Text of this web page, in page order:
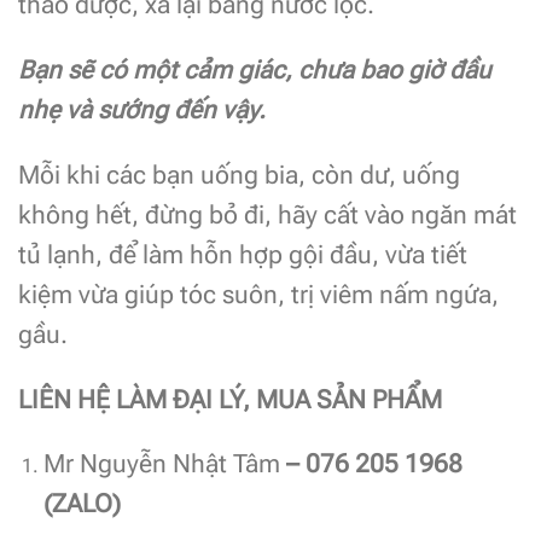
Bạn sẽ có một cảm giác, chưa bao giờ đầu
nhẹ và sướng đến vậy.
Mỗi khi các bạn uống bia, còn dư, uống
không hết, đừng bỏ đi, hãy cất vào ngăn mát
tủ lạnh, để làm hỗn hợp gội đầu, vừa tiết
kiệm vừa giúp tóc suôn, trị viêm nấm ngứa,
gầu.
LIÊN HỆ LÀM ĐẠI LÝ, MUA SẢN PHẨM
Mr Nguyễn Nhật Tâm – 076 205 1968
(ZALO)